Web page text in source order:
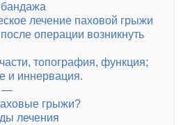
лечение паховой грыжи
операции возникнуть
топография, функция;
и иннервация.
—
грыжи?
лечения